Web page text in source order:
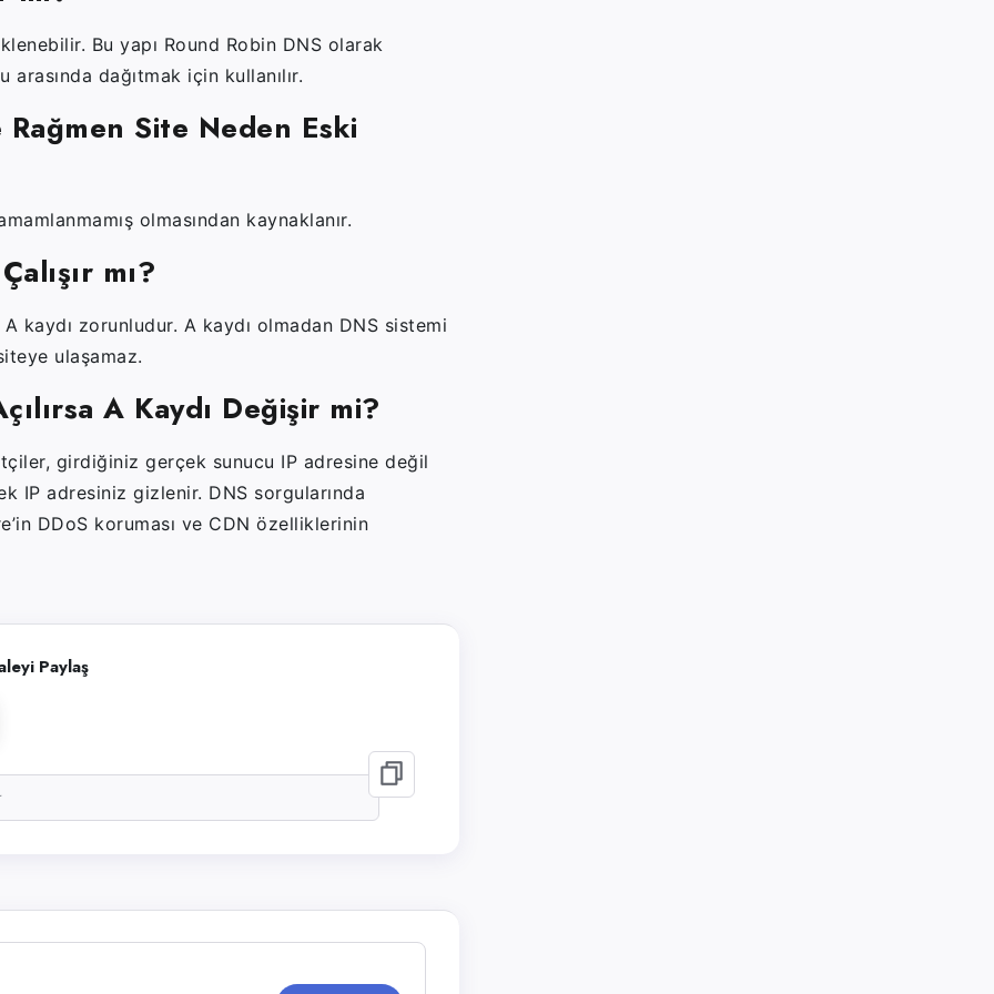
Bu yapı Round Robin DNS olarak
dağıtmak için kullanılır.
Site Neden Eski
olmasından kaynaklanır.
mı?
kaydı zorunludur. A kaydı olmadan DNS sistemi
ulaşamaz.
A Kaydı Değişir mi?
girdiğiniz gerçek sunucu IP adresine değil
IP adresiniz gizlenir. DNS sorgularında
DDoS koruması ve CDN özelliklerinin
Paylaş